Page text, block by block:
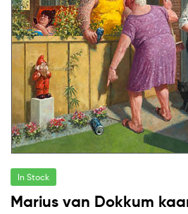
In Stock
Marius van Dokkum